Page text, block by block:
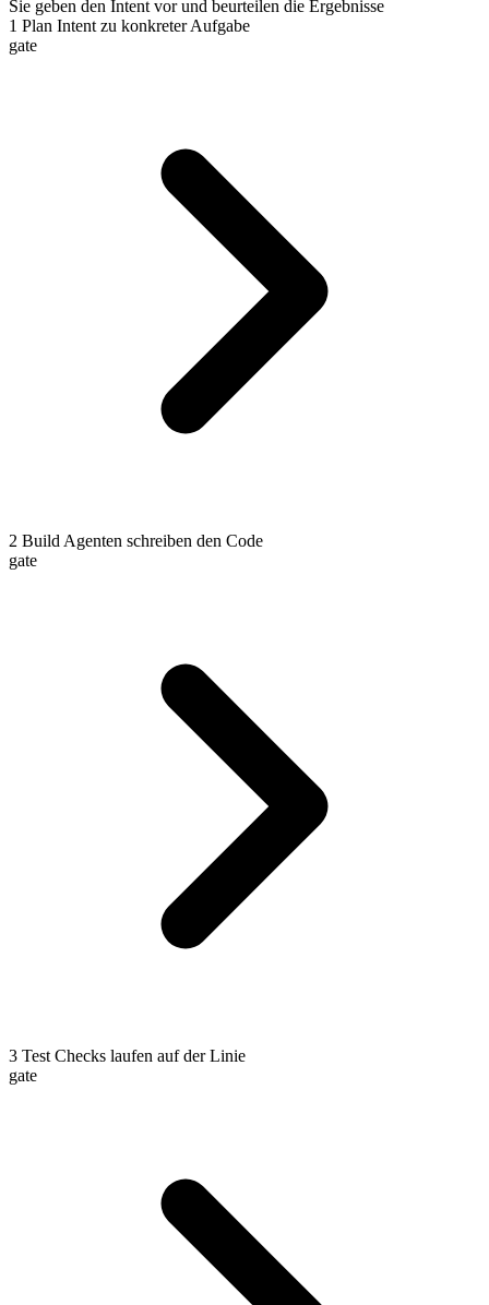
Sie geben den Intent vor und beurteilen die Ergebnisse
1 Plan Intent zu konkreter Aufgabe
gate
2 Build Agenten schreiben den Code
gate
3 Test Checks laufen auf der Linie
gate